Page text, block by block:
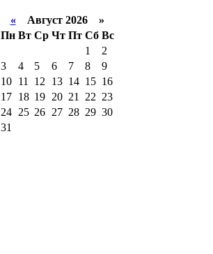
«Август 2026 »
Пн Вт Ср Чт Пт Сб Вс
1
2
3
4 5 6 7 8
9
10
11 12 13 14 15 16
17
18 19 20 21 22 23
24 25 26 27 28 29 30
31